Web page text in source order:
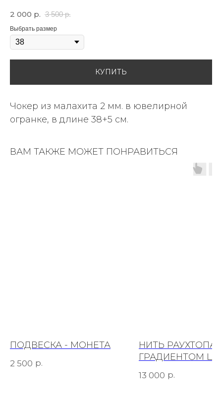
2 000 р. 3 500 р.
Выбрать размер
КУПИТЬ
Чокер из малахита 2 мм. в ювелирной
огранке, в длине 38+5 см.
ВАМ ТАКЖЕ МОЖЕТ ПОНРАВИТЬСЯ
ПОДВЕСКА - МОНЕТА
2 500 р.
НИТЬ
ГРАДИЕНТОМ
13 000 р.